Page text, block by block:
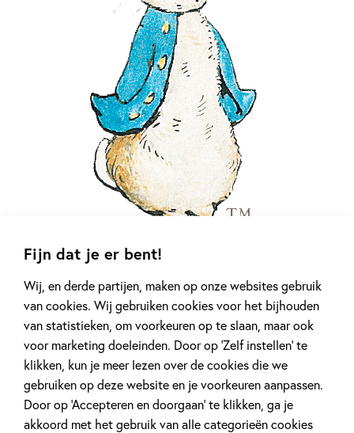
Fijn dat je er bent!
Wij, en derde partijen, maken op onze websites gebruik
van cookies. Wij gebruiken cookies voor het bijhouden
van statistieken, om voorkeuren op te slaan, maar ook
voor marketing doeleinden. Door op ‘Zelf instellen’ te
klikken, kun je meer lezen over de cookies die we
gebruiken op deze website en je voorkeuren aanpassen.
Door op ‘Accepteren en doorgaan’ te klikken, ga je
akkoord met het gebruik van alle categorieën cookies
Pieter Konijn
Pieter Konijn is ondeugend, nieuwsgierig en wereldberoemd!
Het klassieke verhaal van Beatrix Potter is al generaties
lang geliefd. De warme, tijdloze verhaaltjes, met hun
prachtige klassieke illustraties, nodigen uit tot samen lezen
en wegdromen.